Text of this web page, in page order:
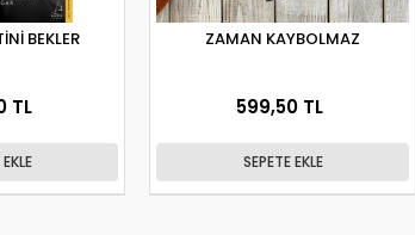
BEKLER
TL
ZAMAN KAYBOLMAZ
599,50 TL
SEPETE EKLE